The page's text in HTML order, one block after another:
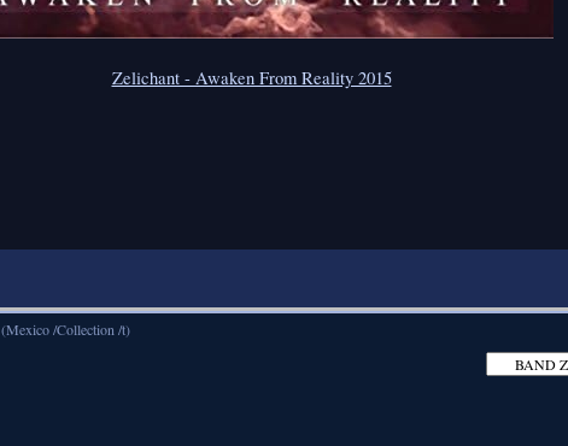
Zelichant - Awaken From Reality 2015
(Mexico /Collection /t)